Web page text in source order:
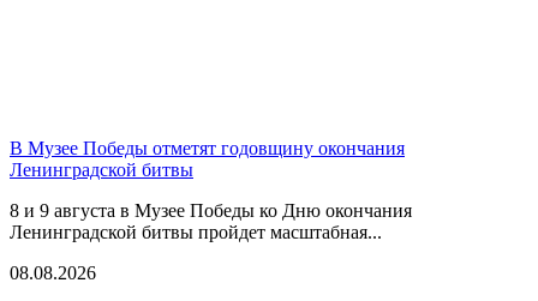
В Музее Победы отметят годовщину окончания
Ленинградской битвы
8 и 9 августа в Музее Победы ко Дню окончания
Ленинградской битвы пройдет масштабная...
08.08.2026